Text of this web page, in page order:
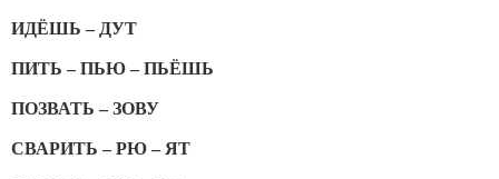
ИДЁШЬ – ДУТ
ПИТЬ – ПЬЮ – ПЬЁШЬ
ПОЗВАТЬ – ЗОВУ
СВАРИТЬ – РЮ – ЯТ